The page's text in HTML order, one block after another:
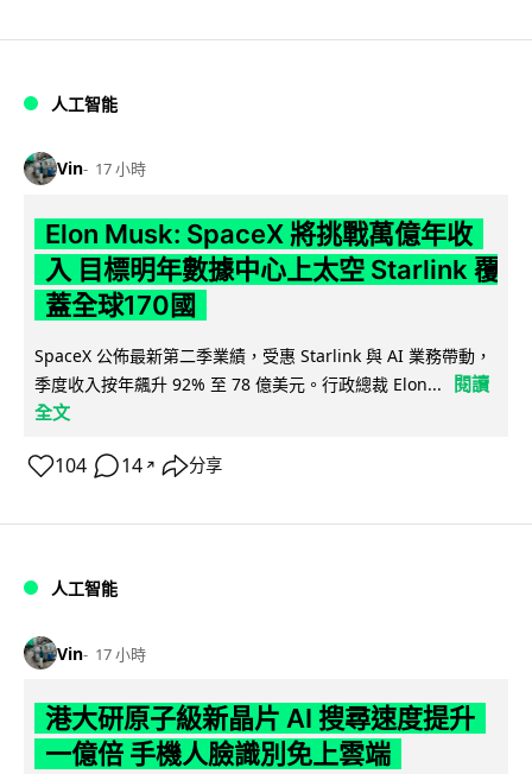
人工智能
Vin 17 小時
Elon Musk: SpaceX 將挑戰萬億年收
入 目標明年數據中心上太空 Starlink 覆
蓋全球170國
SpaceX 公佈最新第二季業績，受惠 Starlink 與 AI 業務帶動，
季度收入按年飆升 92% 至 78 億美元。行政總裁 Elon...
閱讀
全文
104 14 ↗ 分享
人工智能
Vin 17 小時
港大研原子級新晶片 AI 搜尋速度提升
一億倍 手機人臉識別免上雲端